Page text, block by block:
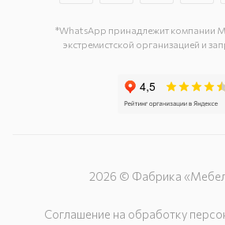
г. Белгород, ул.
*WhatsApp принадлежит компании
экстремистской организацией и
2026 © Фабрика
Соглашение на обработку